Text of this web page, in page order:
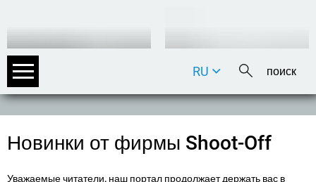
DE
IT
RU
Новинки от фирмы Shoot-Off
Уважаемые читатели, наш портал продолжает держать вас в